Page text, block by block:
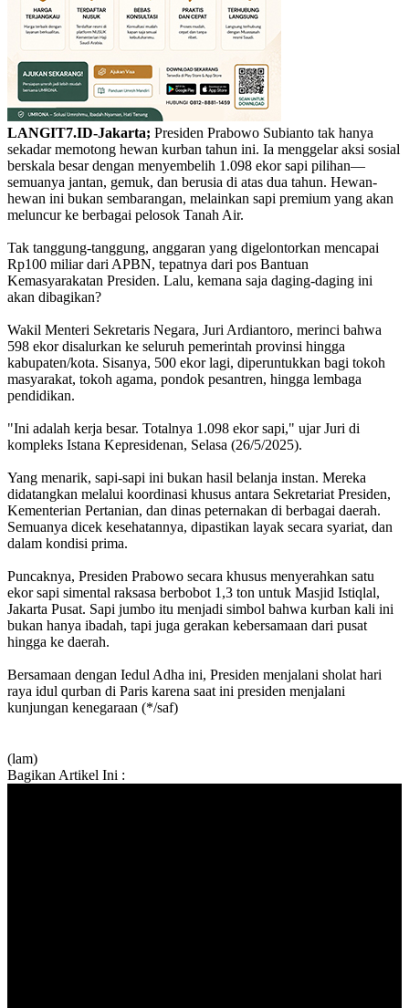
LANGIT7.ID-Jakarta; Presiden Prabowo Subianto tak hanya
sekadar memotong hewan kurban tahun ini. Ia menggelar aksi sosial
berskala besar dengan menyembelih 1.098 ekor sapi pilihan—
semuanya jantan, gemuk, dan berusia di atas dua tahun. Hewan-
hewan ini bukan sembarangan, melainkan sapi premium yang akan
meluncur ke berbagai pelosok Tanah Air.
Tak tanggung-tanggung, anggaran yang digelontorkan mencapai
Rp100 miliar dari APBN, tepatnya dari pos Bantuan
Kemasyarakatan Presiden. Lalu, kemana saja daging-daging ini
akan dibagikan?
Wakil Menteri Sekretaris Negara, Juri Ardiantoro, merinci bahwa
598 ekor disalurkan ke seluruh pemerintah provinsi hingga
kabupaten/kota. Sisanya, 500 ekor lagi, diperuntukkan bagi tokoh
masyarakat, tokoh agama, pondok pesantren, hingga lembaga
pendidikan.
"Ini adalah kerja besar. Totalnya 1.098 ekor sapi," ujar Juri di
kompleks Istana Kepresidenan, Selasa (26/5/2025).
Yang menarik, sapi-sapi ini bukan hasil belanja instan. Mereka
didatangkan melalui koordinasi khusus antara Sekretariat Presiden,
Kementerian Pertanian, dan dinas peternakan di berbagai daerah.
Semuanya dicek kesehatannya, dipastikan layak secara syariat, dan
dalam kondisi prima.
Puncaknya, Presiden Prabowo secara khusus menyerahkan satu
ekor sapi simental raksasa berbobot 1,3 ton untuk Masjid Istiqlal,
Jakarta Pusat. Sapi jumbo itu menjadi simbol bahwa kurban kali ini
bukan hanya ibadah, tapi juga gerakan kebersamaan dari pusat
hingga ke daerah.
Bersamaan dengan Iedul Adha ini, Presiden menjalani sholat hari
raya idul qurban di Paris karena saat ini presiden menjalani
kunjungan kenegaraan (*/saf)
(lam)
Bagikan Artikel Ini :